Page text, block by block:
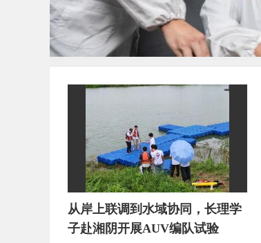
从岸上联调到水域协同，长理学
子赴湘阴开展AUV编队试验